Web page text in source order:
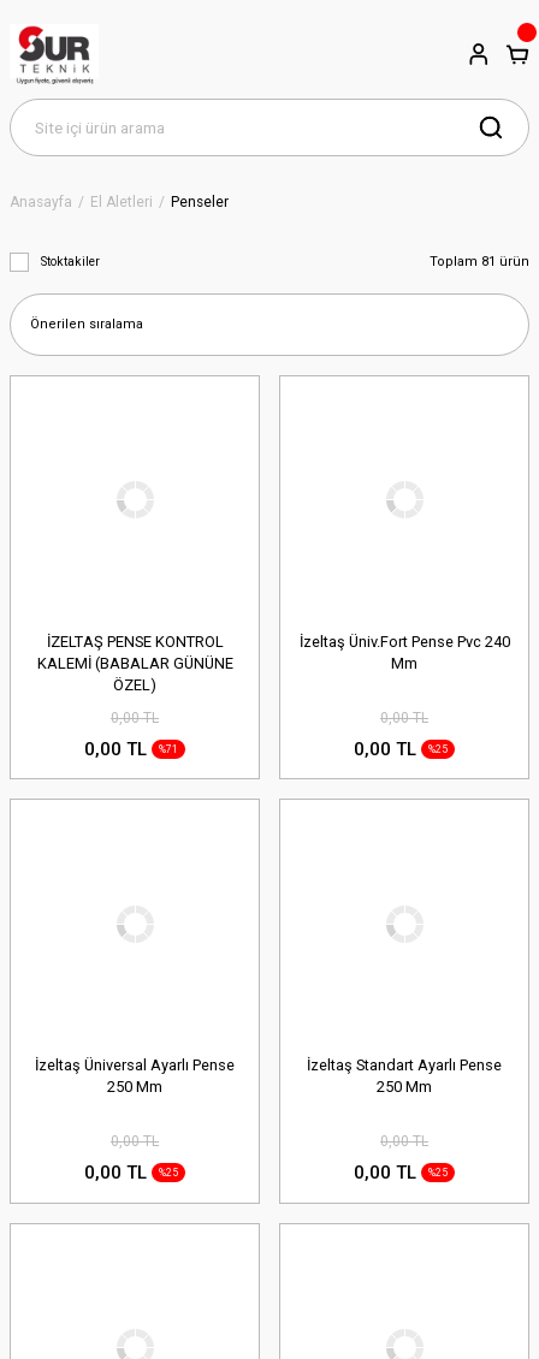
Anasayfa El Aletleri Penseler
Stoktakiler Toplam 81 ürün
İZELTAŞ PENSE KONTROL
KALEMİ (BABALAR GÜNÜNE
ÖZEL)
0,00 TL
0,00 TL %71
İzeltaş Üniv.Fort Pense Pvc 240
Mm
0,00 TL
0,00 TL %25
İzeltaş Üniversal Ayarlı Pense
250 Mm
0,00 TL
0,00 TL %25
İzeltaş Standart Ayarlı Pense
250 Mm
0,00 TL
0,00 TL %25